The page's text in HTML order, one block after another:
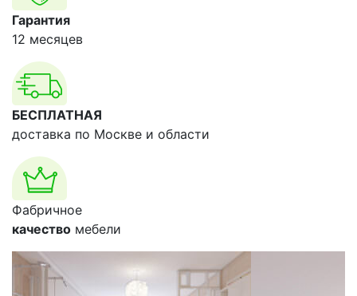
Гарантия
12 месяцев
БЕСПЛАТНАЯ
доставка по Москве и области
Фабричное
качество мебели